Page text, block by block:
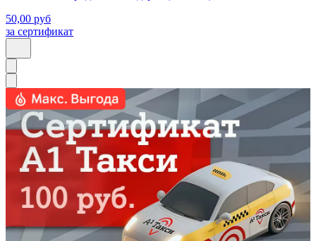
50,00 руб
за сертификат